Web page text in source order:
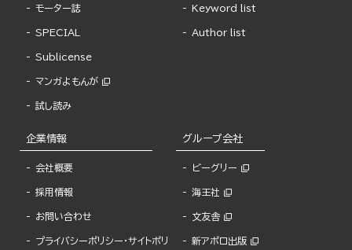
モーター誌
SPECIAL
Sublicense
マンガよもんが
試し読み
Keyword list
Author list
企業情報
会社概要
採用情報
お問い合わせ
プライバシーポリシー・サイトポリ
グループ会社
ビーグリー
海王社
文友舎
新アポロ出版